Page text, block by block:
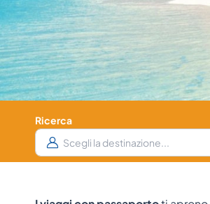
Ricerca